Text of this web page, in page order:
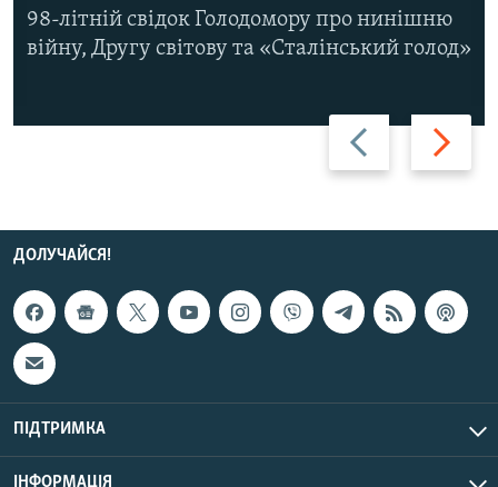
Назад Вперед
98-літній свідок Голодомору про нинішню
війну, Другу світову та «Сталінський голод»
ДОЛУЧАЙСЯ!
ПІДТРИМКА
ІНФОРМАЦІЯ